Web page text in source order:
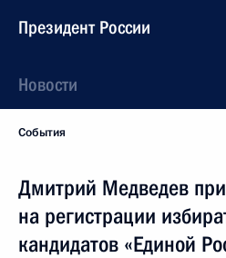
Президент России
Новости
События
Дмитрий Медведев
на регистрации
кандидатов «Единой